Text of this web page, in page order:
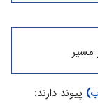
مسیر
پیوند دارند: